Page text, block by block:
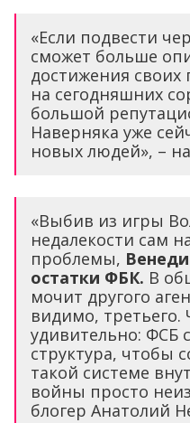
«Если подвести
сможет больше
достижения своих
на сегодняшних
большой
Наверняка уже
новых людей», –
«Выбив из игры
недалекости сам
проблемы,
остатки ФБК. В
мочит другого
видимо,
удивительно: ФСБ
структура, чтобы
такой системе
войны просто
блогер Анатолий